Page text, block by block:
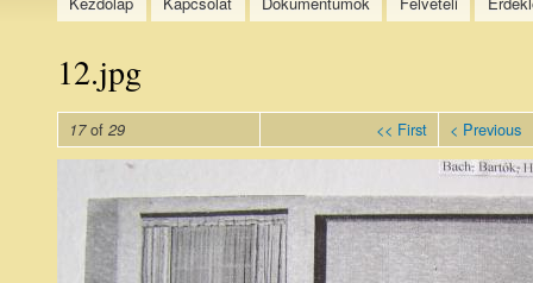
12.jpg
17of 29 << First < Previous
12_12.jpg